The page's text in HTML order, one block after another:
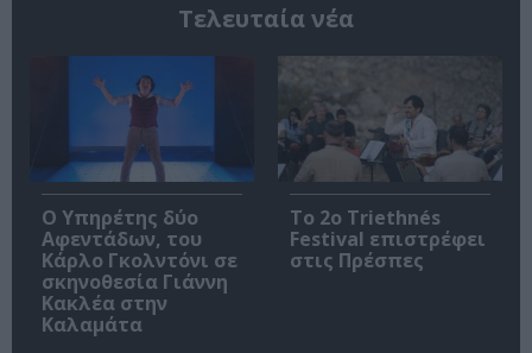
Τελευταία νέα
Ο Υπηρέτης δύο
Αφεντάδων, του
Κάρλο Γκολντόνι σε
σκηνοθεσία Γιάννη
Κακλέα στην
Καλαμάτα
Το 2ο Triethnés
Festival επιστρέφει
στις Πρέσπες